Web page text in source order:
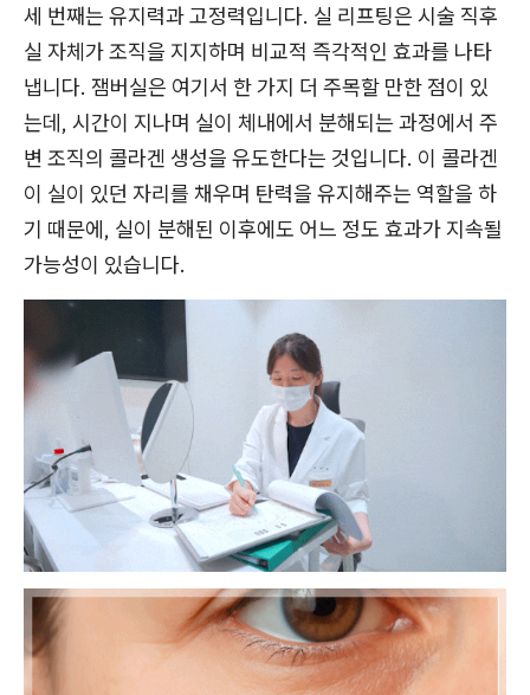
세 번째는 유지력과 고정력입니다. 실 리프팅은 시술 직후
실 자체가 조직을 지지하며 비교적 즉각적인 효과를 나타
냅니다. 잼버실은 여기서 한 가지 더 주목할 만한 점이 있
는데, 시간이 지나며 실이 체내에서 분해되는 과정에서 주
변 조직의 콜라겐 생성을 유도한다는 것입니다. 이 콜라겐
이 실이 있던 자리를 채우며 탄력을 유지해주는 역할을 하
기 때문에, 실이 분해된 이후에도 어느 정도 효과가 지속될
가능성이 있습니다.